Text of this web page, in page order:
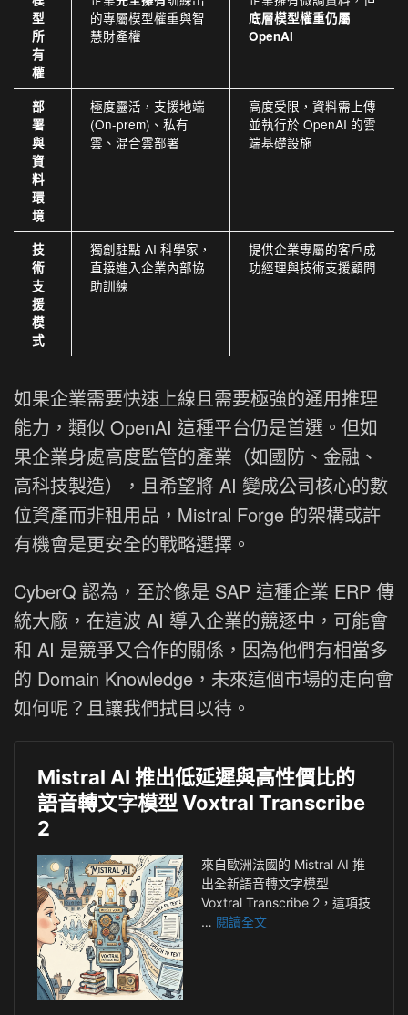
型
所
有
權
的專屬模型權重與智
慧財產權
底層模型權重仍屬
OpenAI
部
署
與
資
料
環
境
極度靈活，支援地端
(On-prem)、私有
雲、混合雲部署
高度受限，資料需上傳
並執行於 OpenAI 的雲
端基礎設施
技
術
支
援
模
式
獨創駐點 AI 科學家，
直接進入企業內部協
助訓練
提供企業專屬的客戶成
功經理與技術支援顧問
如果企業需要快速上線且需要極強的通用推理
能力，類似 OpenAI 這種平台仍是首選。但如
果企業身處高度監管的產業（如國防、金融、
高科技製造），且希望將 AI 變成公司核心的數
位資產而非租用品，Mistral Forge 的架構或許
有機會是更安全的戰略選擇。
CyberQ 認為，至於像是 SAP 這種企業 ERP 傳
統大廠，在這波 AI 導入企業的競逐中，可能會
和 AI 是競爭又合作的關係，因為他們有相當多
的 Domain Knowledge，未來這個市場的走向會
如何呢？且讓我們拭目以待。